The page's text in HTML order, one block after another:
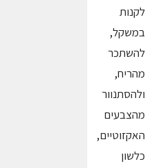
לקנות
במשקל,
להשתכר
מהריח,
ולהסתנוור
מהצבעים
האקזוטיים,
כלשון